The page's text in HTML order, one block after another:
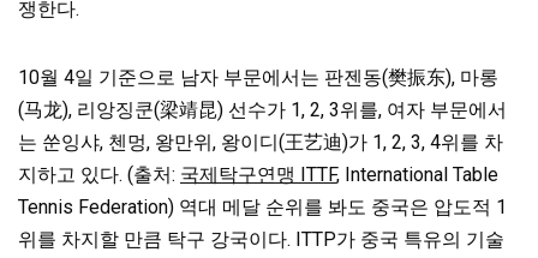
쟁한다.
10월 4일 기준으로 남자 부문에서는 판젠동(樊振东), 마롱
(马龙), 리앙징쿤(梁靖昆) 선수가 1, 2, 3위를, 여자 부문에서
는 쑨잉샤, 첸멍, 왕만위, 왕이디(王艺迪)가 1, 2, 3, 4위를 차
지하고 있다. (출처: 국제탁구연맹 ITTF, International Table
Tennis Federation) 역대 메달 순위를 봐도 중국은 압도적 1
위를 차지할 만큼 탁구 강국이다. ITTP가 중국 특유의 기술